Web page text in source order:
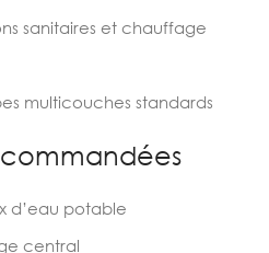
sanitaires et chauffage
multicouches standards
d’eau potable
central